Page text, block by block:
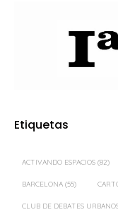
Etiquetas
ACTIVANDO ESPACIOS (82)
BARCELONA (55)
CLUB DE DEBATES